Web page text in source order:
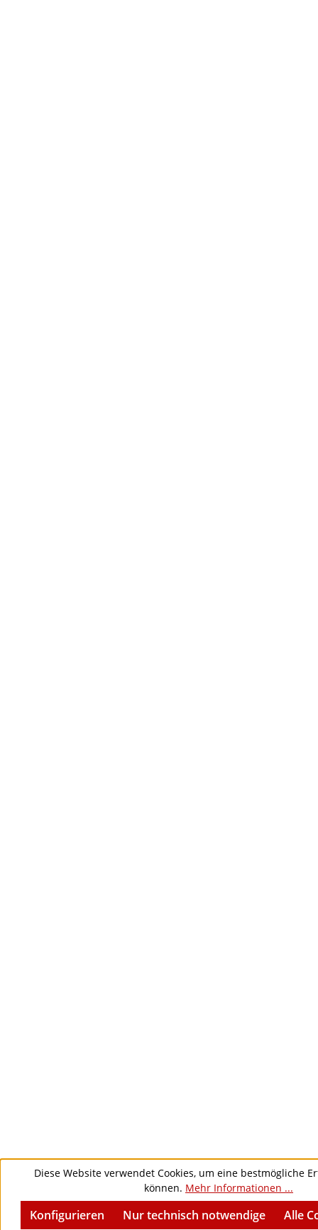
Diese Website verwendet Cookies, um eine bestmögliche
können. Mehr Informationen ...
Nur technisch notwendige
Konfigurieren Alle